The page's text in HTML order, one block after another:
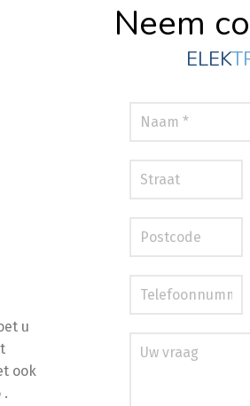
u
ook
.
Neem
ELEK